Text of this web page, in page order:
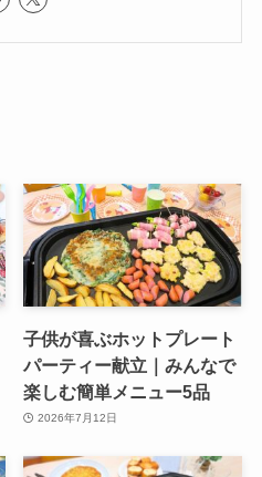
子供が喜ぶホットプレート
パーティー献立｜みんなで
楽しむ簡単メニュー5品
2026年7月12日